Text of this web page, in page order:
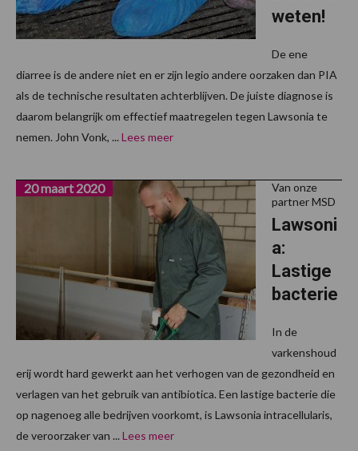
weten!
De ene
diarree is de andere niet en er zijn legio andere oorzaken dan PIA
als de technische resultaten achterblijven. De juiste diagnose is
daarom belangrijk om effectief maatregelen tegen Lawsonia te
nemen. John Vonk, ... Lees meer
Van onze
partner MSD
Lawsoni
a:
Lastige
bacterie
20 maart 2020
In de
varkenshoud
erij wordt hard gewerkt aan het verhogen van de gezondheid en
verlagen van het gebruik van antibiotica. Een lastige bacterie die
op nagenoeg alle bedrijven voorkomt, is Lawsonia intracellularis,
de veroorzaker van ... Lees meer